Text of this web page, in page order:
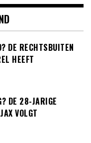
DE RECHTSBUITEN
HEEFT
DE 28-JARIGE
VOLGT